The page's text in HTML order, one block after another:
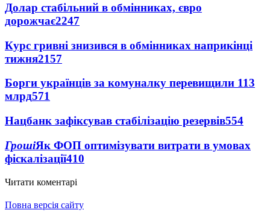
Долар стабільний в обмінниках, євро
дорожчає2247
Курс гривні знизився в обмінниках наприкінці
тижня2157
Борги українців за комуналку перевищили 113
млрд571
Нацбанк зафіксував стабілізацію резервів554
ГрошіЯк ФОП оптимізувати витрати в умовах
фіскалізації410
Читати коментарі
Повна версія сайту